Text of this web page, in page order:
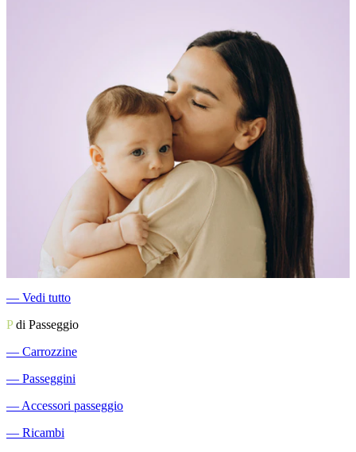
― Vedi tutto
Pdi Passeggio
― Carrozzine
― Passeggini
― Accessori passeggio
― Ricambi